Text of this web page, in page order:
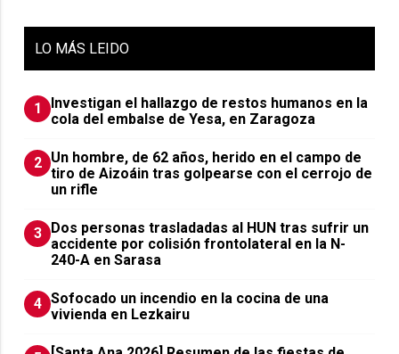
LO MÁS LEIDO
1
Investigan el hallazgo de restos humanos en la
cola del embalse de Yesa, en Zaragoza
2 Un hombre, de 62 años, herido en el campo de
tiro de Aizoáin tras golpearse con el cerrojo de
un rifle
3
​Dos personas trasladadas al HUN tras sufrir un
accidente por colisión frontolateral en la N-
240-A en Sarasa
4 Sofocado un incendio en la cocina de una
vivienda en Lezkairu